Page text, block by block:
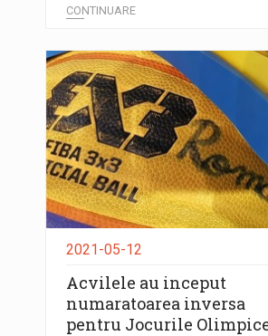
CONTINUARE
2021-05-12
Acvilele au inceput
numaratoarea inversa
pentru Jocurile